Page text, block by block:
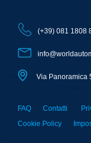
(+39) 081 1808
Via Panoramica
FAQ Contatti
Cookie Policy